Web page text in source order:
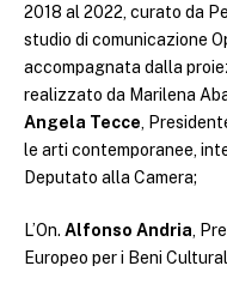
2018 al 2022, curato da
studio di comunicazione
accompagnata dalla
realizzato da Marilena
Angela Tecce,
le arti contemporanee,
Deputato alla Camera;
L’On. Alfonso Andria,
Europeo per i Beni